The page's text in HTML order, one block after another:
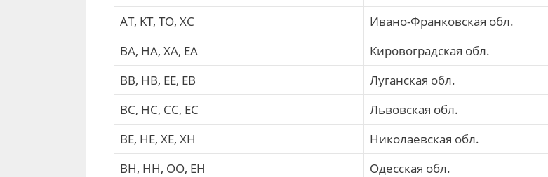
AT, KT, TO, XC
Ивано-Франковская обл.
BA, HA, XA, EA
Кировоградская обл.
BB, HB, EE, EB
Луганская обл.
BC, HC, CC, EC
Львовская обл.
BE, HE, XE, XH
Николаевская обл.
BH, HH, OO, EH
Одесская обл.